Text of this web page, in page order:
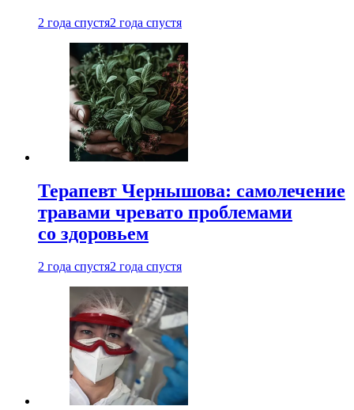
2 года спустя2 года спустя
Терапевт Чернышова: самолечение
травами чревато проблемами
со здоровьем
2 года спустя2 года спустя